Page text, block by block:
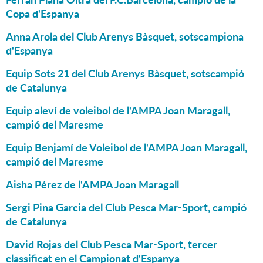
Copa d'Espanya
Anna Arola del Club Arenys Bàsquet, sotscampiona
d'Espanya
Equip Sots 21 del Club Arenys Bàsquet, sotscampió
de Catalunya
Equip aleví de voleibol de l'AMPA Joan Maragall,
campió del Maresme
Equip Benjamí de Voleibol de l'AMPA Joan Maragall,
campió del Maresme
Aisha Pérez de l'AMPA Joan Maragall
Sergi Pina Garcia del Club Pesca Mar-Sport, campió
de Catalunya
David Rojas del Club Pesca Mar-Sport, tercer
classificat en el Campionat d'Espanya